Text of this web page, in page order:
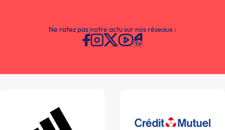
Ne ratez pas notre actu sur nos réseaux :